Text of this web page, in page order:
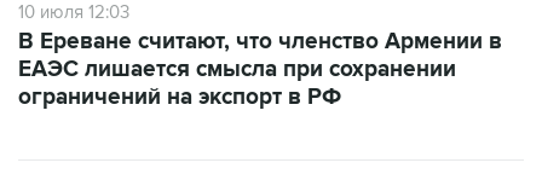
10 июля 12:03
В Ереване считают, что членство Армении в
ЕАЭС лишается смысла при сохранении
ограничений на экспорт в РФ